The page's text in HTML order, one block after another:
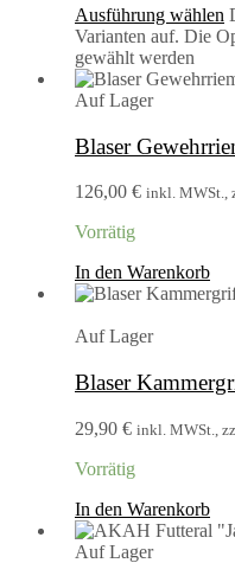
Ausführung wählen
Varianten auf. Die
gewählt werden
Auf Lager
Blaser
126,00 € inkl. MWSt.,
Vorrätig
In den Warenkorb
Auf Lager
Blaser
29,90 € inkl. MWSt.,
Vorrätig
In den Warenkorb
Auf Lager